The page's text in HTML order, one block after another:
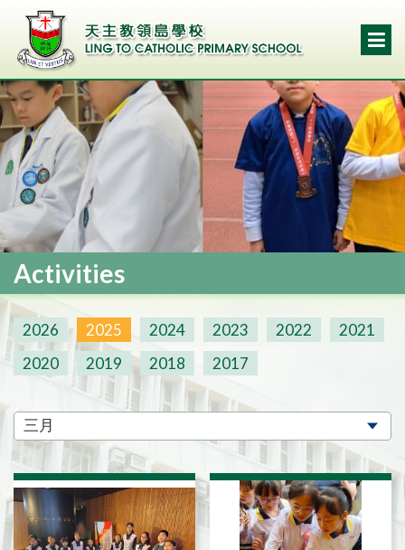
Activities
2026 2025 2024 2023 2022
2021
2020
2019 2018 2017